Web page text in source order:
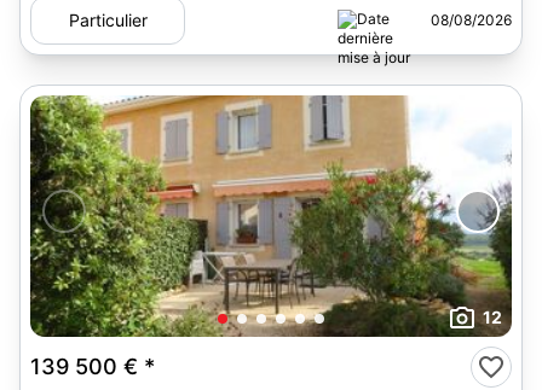
Particulier 08/08/2026
12
139 500 € *